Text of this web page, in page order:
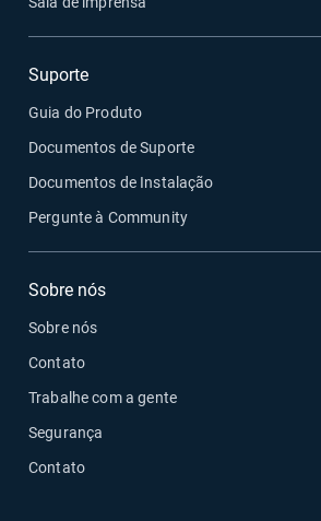
Suporte
Guia do Produto
Documentos de Suporte
Documentos de Instalação
Pergunte à Community
Sobre nós
Sobre nós
Contato
Trabalhe com a gente
Segurança
Contato